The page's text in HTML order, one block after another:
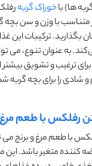
ها) باخوراک گربه
متناسب با وزن و سن
بگذارید. ترکیبات این
به عنوان تنوع، می
ترغیب و تشویق بیشتر
شادی را برای بچه گربه
رفلکس با طعم مرغ
با طعم مرغ و برنج می
‌کننده متغیر باشد.